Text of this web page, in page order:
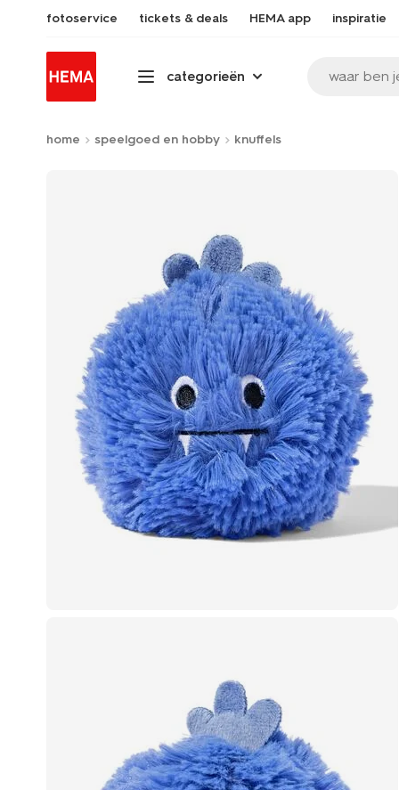
fotoservice tickets & deals HEMA app inspiratie
categorieën waar ben
home speelgoed en hobby knuffels